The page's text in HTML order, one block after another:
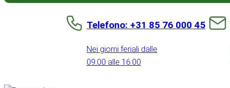
Telefono: +31 85 76 000 45
Nei giorni feriali dalle
09:00 alle 16:00